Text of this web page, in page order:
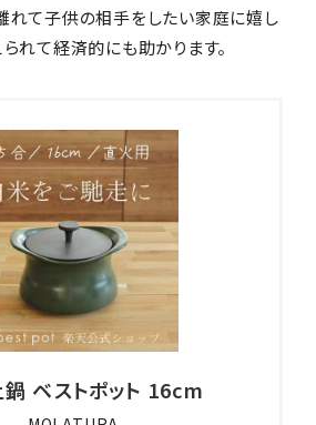
れて子供の相手をしたい家庭に嬉し
られて経済的にも助かります。
ベストポット 16cm